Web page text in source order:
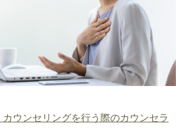
ウンセリングを行う際のカウンセラ